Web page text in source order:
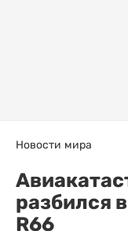
Новости мира
разбился
R66